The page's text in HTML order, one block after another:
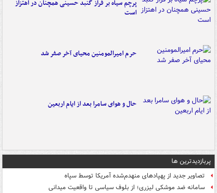
پرچم سیاه بر فراز گنبد حسینی همچنان در اهتزاز
است
حرم امیرالمومنین محیای آخر صفر شد
حال و هوای سامرا بعد از ایام اربعین
پربازدیدترین ها
تصاویر جدید از پهپادهای منهدم‌شده آمریکا توسط سپاه
سامانه ضد موشکی لیزری؛ از بلوف سیاسی تا واقعیت میدانی